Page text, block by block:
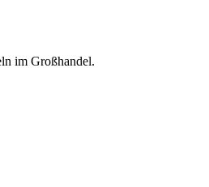
im Großhandel.